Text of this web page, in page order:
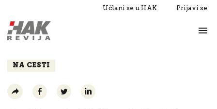
Učlani se u HAK Prijavi se
Razgovori
NA CESTI